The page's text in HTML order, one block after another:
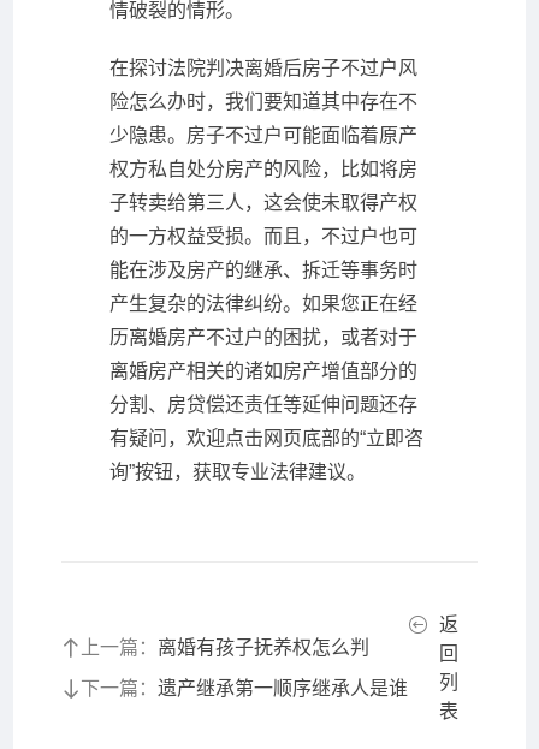
情破裂的情形。
在探讨法院判决离婚后房子不过户风
险怎么办时，我们要知道其中存在不
少隐患。房子不过户可能面临着原产
权方私自处分房产的风险，比如将房
子转卖给第三人，这会使未取得产权
的一方权益受损。而且，不过户也可
能在涉及房产的继承、拆迁等事务时
产生复杂的法律纠纷。如果您正在经
历离婚房产不过户的困扰，或者对于
离婚房产相关的诸如房产增值部分的
分割、房贷偿还责任等延伸问题还存
有疑问，欢迎点击网页底部的“立即咨
询”按钮，获取专业法律建议。
上一篇： 离婚有孩子抚养权怎么判
下一篇：遗产继承第一顺序继承人是谁
返
回
列
表